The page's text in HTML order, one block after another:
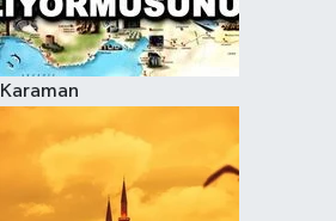
Karaman